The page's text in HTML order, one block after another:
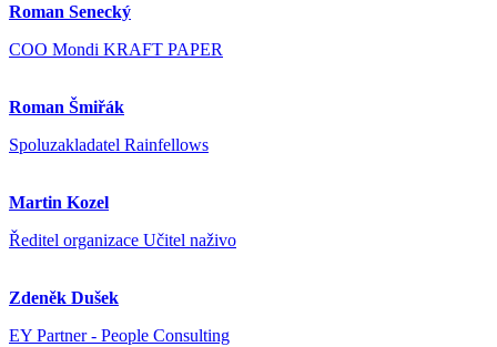
Roman Senecký
COO Mondi KRAFT PAPER
Roman Šmiřák
Spoluzakladatel Rainfellows
Martin Kozel
Ředitel organizace Učitel naživo
Zdeněk Dušek
EY Partner - People Consulting